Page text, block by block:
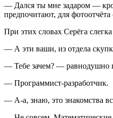
— Дался ты мне задаром —
предпочитают, для фотоотчёта
При этих словах Серёга
— А эти ваши, из отдела
— Тебе зачем? — равнодушно
— Программист-разработчик.
— А-а, знаю, это знакомства